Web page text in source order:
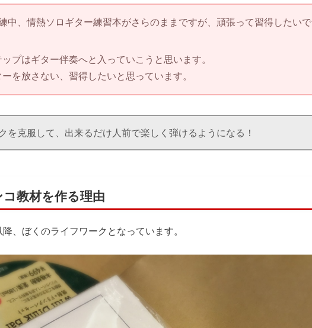
中、情熱ソロギター練習本がさらのままですが、頑張って習得したいで
プはギター伴奏へと入っていこうと思います。
を放さない、習得したいと思っています。
を克服して、出来るだけ人前で楽しく弾けるようになる！
教材を作る理由
、ぼくのライフワークとなっています。